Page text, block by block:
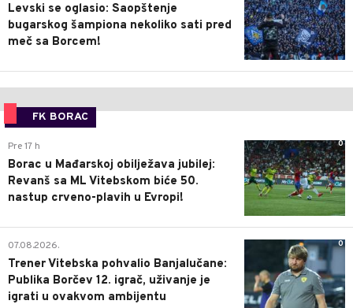
Levski se oglasio: Saopštenje
bugarskog šampiona nekoliko sati pred
meč sa Borcem!
FK BORAC
0
Pre 17 h
Borac u Mađarskoj obilježava jubilej:
Revanš sa ML Vitebskom biće 50.
nastup crveno-plavih u Evropi!
0
07.08.2026.
Trener Vitebska pohvalio Banjalučane:
Publika Borčev 12. igrač, uživanje je
igrati u ovakvom ambijentu